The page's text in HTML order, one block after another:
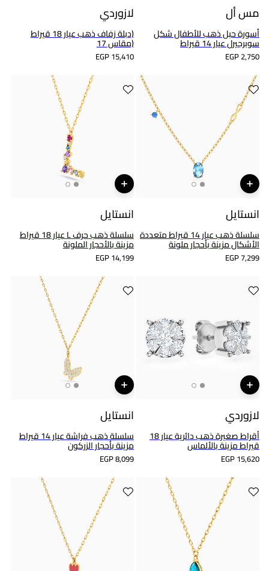
مس أل
أسورة حبل ذهب للأطفال شكل
سوبرجيرل عيار 14 قيراط
EGP 2,750
لازوردي
(دبلة زفاف ذهب عيار 18 قيراط
(مقاس 17
EGP 15,410
انستايل
سلسلة ذهب عيار 14 قيراط متعددة
الأشكال مزينة بأحجار ملونة
EGP 7,299
انستايل
سلسلة ذهب حرف L عيار 18 قيراط
مزينة بالأحجار الملونة
EGP 14,199
لازوردي
أقراط صغيرة ذهب دائرية عيار 18
قيراط مزينة بالألماس
EGP 15,620
انستايل
سلسلة ذهب فراشة عيار 14 قيراط
مزينة بأحجار الزركون
EGP 8,099